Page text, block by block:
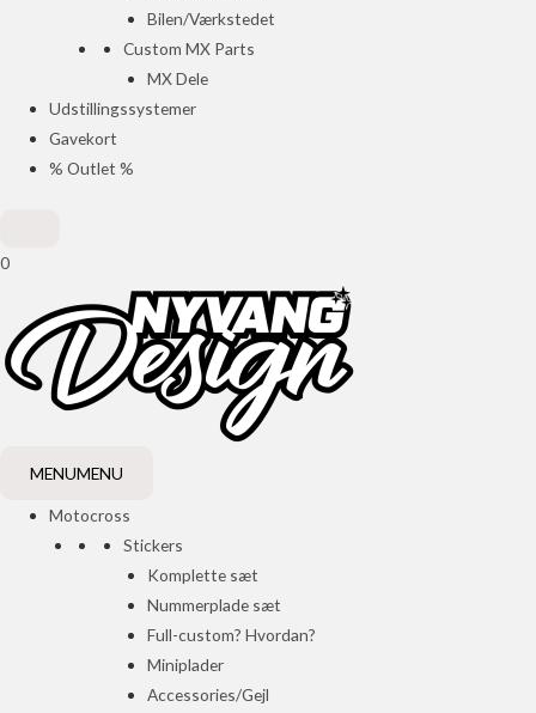
Bilen/Værkstedet
Custom MX Parts
MX Dele
Udstillingssystemer
Gavekort
% Outlet %
0
MENUMENU
Motocross
Stickers
Komplette sæt
Nummerplade sæt
Full-custom? Hvordan?
Miniplader
Accessories/Gejl